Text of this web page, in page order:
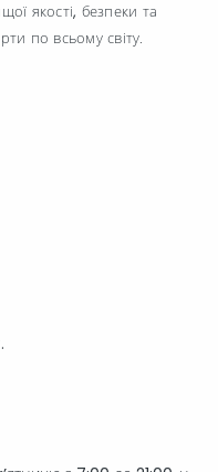
якості, безпеки та
по всьому світу.